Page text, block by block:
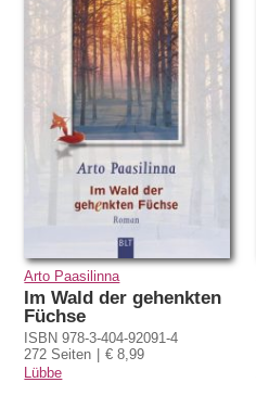
Arto Paasilinna
Im Wald der gehenkten
Füchse
ISBN 978-3-404-92091-4
272 Seiten
€ 8,99
Lübbe